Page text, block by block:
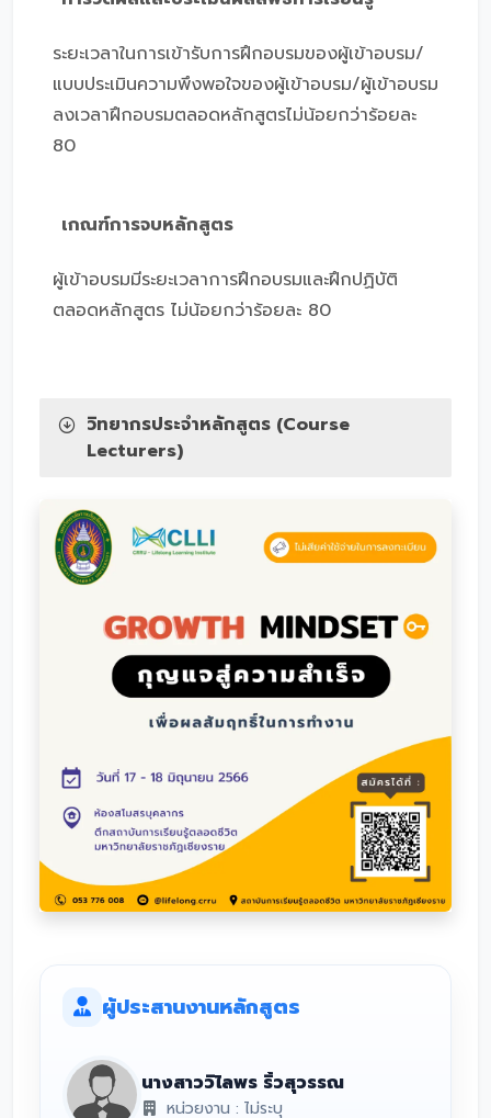
ระยะเวลาในการเข้ารับการฝึกอบรมของผู้เข้าอบรม/
แบบประเมินความพึงพอใจของผู้เข้าอบรม/ผู้เข้าอบรม
ลงเวลาฝึกอบรมตลอดหลักสูตรไม่น้อยกว่าร้อยละ
80
เกณฑ์การจบหลักสูตร
ผู้เข้าอบรมมีระยะเวลาการฝึกอบรมและฝึกปฏิบัติ
ตลอดหลักสูตร ไม่น้อยกว่าร้อยละ 80
วิทยากรประจำหลักสูตร (Course
Lecturers)
ผู้ประสานงานหลักสูตร
นางสาววิไลพร ริ้วสุวรรณ
หน่วยงาน : ไม่ระบุ